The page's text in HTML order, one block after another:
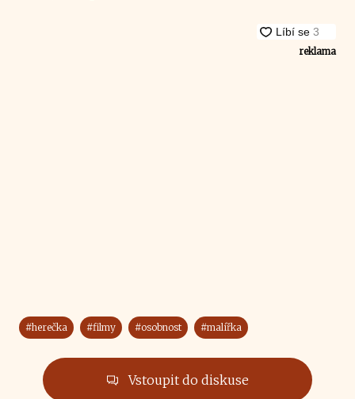
reklama
#herečka #filmy #osobnost #malířka
Vstoupit do diskuse